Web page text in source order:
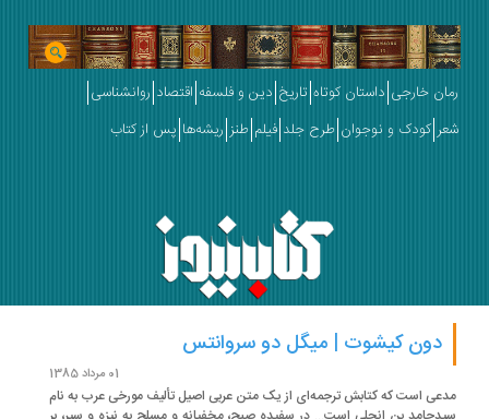
خارجی داستان کوتاه تاریخ دین و فلسفه اقتصاد روانشناسی
کودک و نوجوان طرح جلد فیلم طنز ریشه‌ها پس از کتاب
دون کیشوت | میگل دو سروانتس
است که کتابش ترجمه‌ای از یک متن عربی اصیل تألیف مورخی عرب به نام